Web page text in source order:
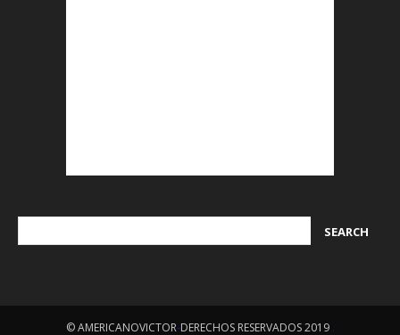
© AMERICANOVICTOR-DERECHOS RESERVADOS 2019 .